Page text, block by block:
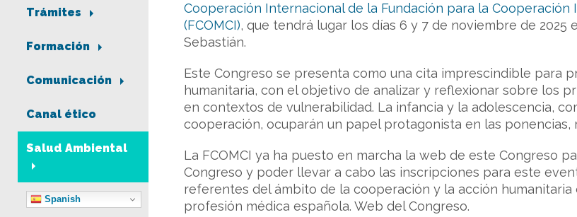
Trámites
Formación
Comunicación
Canal ético
Salud Ambiental
Spanish
Cooperación Internacional de la Fundación para la
(FCOMCI), que tendrá lugar los días 6 y 7 de noviembre de 2025
Sebastián.
Este Congreso se presenta como una cita imprescindible para
humanitaria, con el objetivo de analizar y reflexionar sobre los
en contextos de vulnerabilidad. La infancia y la adolescencia,
cooperación, ocuparán un papel protagonista en las ponencias,
La FCOMCI ya ha puesto en marcha la web de este Congreso
Congreso y poder llevar a cabo las inscripciones para este
referentes del ámbito de la cooperación y la acción
profesión médica española. Web del Congreso.